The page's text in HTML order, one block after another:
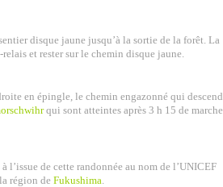
disque jaune jusqu’à la sortie de la forêt. La
et rester sur le chemin disque jaune.
en épingle, le chemin engazonné qui descend
qui sont atteintes après 3 h 15 de marche
de cette randonnée au nom de l’UNICEF
région de Fukushima.